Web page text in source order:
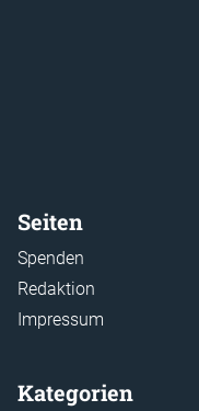
Seiten
Spenden
Redaktion
Impressum
Kategorien